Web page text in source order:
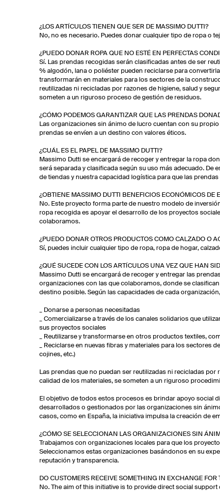
¿LOS ARTÍCULOS TIENEN QUE SER DE MASSIMO DUTTI?
No, no es necesario. Puedes donar cualquier tipo de ropa o
¿PUEDO DONAR ROPA QUE NO ESTÉ EN PERFECTAS
Sí. Las prendas recogidas serán clasificadas antes de ser
% algodón, lana o poliéster pueden reciclarse para
transformarán en materiales para los sectores de la
reutilizadas ni recicladas por razones de higiene, salud y
someten a un riguroso proceso de gestión de residuos.
¿CÓMO PODEMOS GARANTIZAR QUE LAS PRENDAS
Las organizaciones sin ánimo de lucro cuentan con su
prendas se envíen a un destino con valores éticos.
¿CUÁL ES EL PAPEL DE MASSIMO DUTTI?
Massimo Dutti se encargará de recoger y entregar la ropa
será separada y clasificada según su uso más adecuado.
de tiendas y nuestra capacidad logística para que las
¿OBTIENE MASSIMO DUTTI BENEFICIOS ECONÓMICOS DE
No. Este proyecto forma parte de nuestro modelo de
ropa recogida es apoyar el desarrollo de los proyectos
colaboramos.
¿PUEDO DONAR OTROS PRODUCTOS COMO CALZADO O
Sí, puedes incluir cualquier tipo de ropa, ropa de hogar,
¿QUÉ SUCEDE CON LOS ARTÍCULOS UNA VEZ QUE HAN
Massimo Dutti se encargará de recoger y entregar las
organizaciones con las que colaboramos, donde se
destino posible. Según las capacidades de cada
_ Donarse a personas necesitadas
_ Comercializarse a través de los canales solidarios que
sus proyectos sociales
_ Reutilizarse y transformarse en otros productos textiles,
_ Reciclarse en nuevas fibras y materiales para los sectores
cojines, etc.)
Las prendas que no puedan ser reutilizadas ni recicladas
calidad de los materiales, se someten a un riguroso
El objetivo de todos estos procesos es brindar apoyo social
desarrollados o gestionados por las organizaciones sin
casos, como en España, la iniciativa impulsa la creación de
¿CÓMO SE SELECCIONAN LAS ORGANIZACIONES SIN
Trabajamos con organizaciones locales para que los
Seleccionamos estas organizaciones basándonos en su
reputación y transparencia.
DO CUSTOMERS RECEIVE SOMETHING IN EXCHANGE FOR
No. The aim of this initiative is to provide direct social